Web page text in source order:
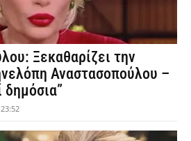
Ξεκαθαρίζει την
Αναστασοπούλου –
δημόσια”